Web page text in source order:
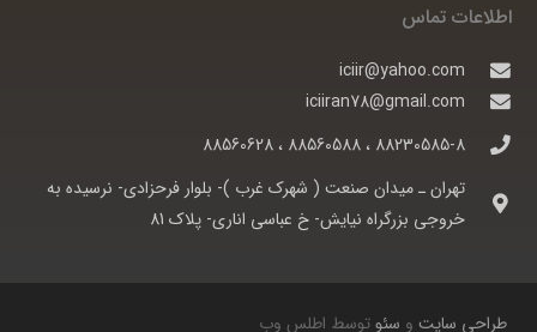
اطلاعات تماس
iciir@yahoo.com
iciiran78@gmail.com
88230585-8 ، 88560588 ، 88560628
تهران ـ ميدان صنعت ( شهرک غرب )- بلوار فرحزادی- نرسيده به
خروجی بزرگراه نيايش- خ عباسی اناری- پلاک 81
طراحی سایت و سئوتوسط اطلس وب